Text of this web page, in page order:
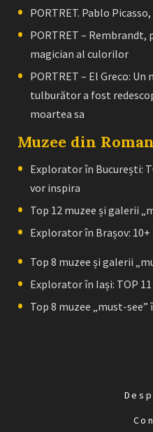
PORTRET. Pablo
PORTRET –
magician al culorilor
PORTRET – El Greco:
tulburător a fost
moartea sa
Muzee din
Explorator în București:
vor inspira
Top 12 muzee și galerii
Explorator în Brașov:
Top 8 muzee și galerii
Explorator în Iași: TOP
Top 8 muzee „must-see”